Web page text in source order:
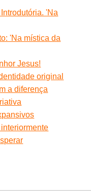
'Na
'Na mística da
Jesus!
original
a diferença